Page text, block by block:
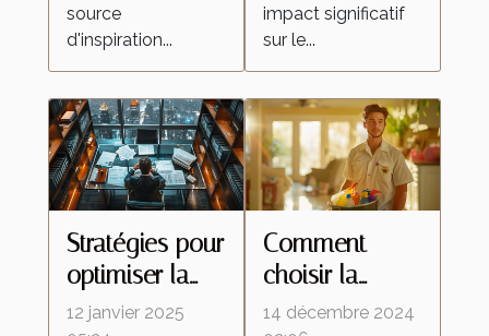
source
d'inspiration...
impact significatif
sur le...
Stratégies pour
optimiser la
fiscalité de vos
12 janvier 2025
Comment
choisir la
meilleure
14 décembre 2024